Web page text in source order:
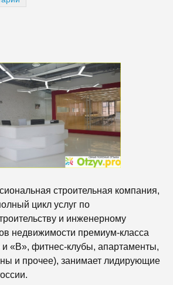
строительная компания,
цикл услуг по
и инженерному
недвижимости премиум-класса
«В», фитнес-клубы, апартаменты,
и прочее), занимает лидирующие